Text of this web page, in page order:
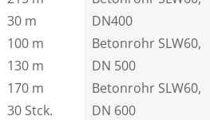
30 m
100 m
130 m
170 m
30 Stck.
DN400
Betonrohr SLW60,
DN 500
Betonrohr SLW60,
DN 600